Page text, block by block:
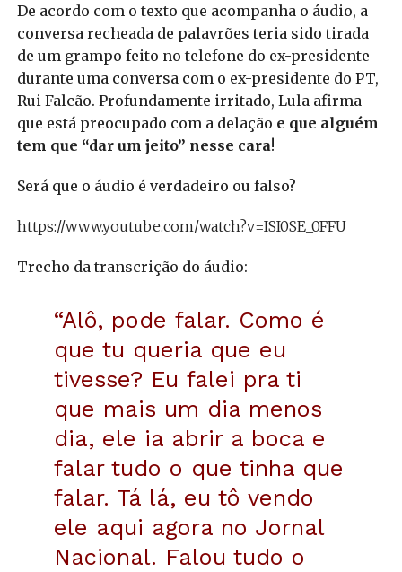
De acordo com o texto que acompanha o áudio, a
conversa recheada de palavrões teria sido tirada
de um grampo feito no telefone do ex-presidente
durante uma conversa com o ex-presidente do PT,
Rui Falcão. Profundamente irritado, Lula afirma
que está preocupado com a delação e que alguém
tem que “dar um jeito” nesse cara!
Será que o áudio é verdadeiro ou falso?
https://www.youtube.com/watch?v=ISI0SE_0FFU
Trecho da transcrição do áudio:
“Alô, pode falar. Como é
que tu queria que eu
tivesse? Eu falei pra ti
que mais um dia menos
dia, ele ia abrir a boca e
falar tudo o que tinha que
falar. Tá lá, eu tô vendo
ele aqui agora no Jornal
Nacional. Falou tudo o